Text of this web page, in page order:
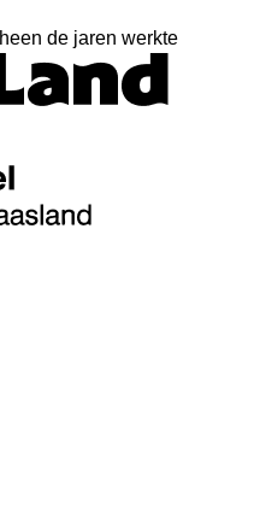
de jaren werkte